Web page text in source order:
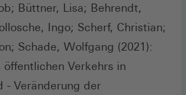
Büttner, Lisa; Behrendt,
Ingo; Scherf, Christian;
Schade, Wolfgang (2021):
Verkehrs in
- Veränderung der